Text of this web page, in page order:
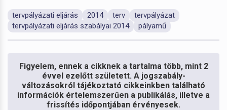
tervpályázati eljárás 2014 terv
tervpályázat
tervpályázati eljárás szabályai 2014
pályamű
Figyelem, ennek a cikknek a tartalma több, mint 2
évvel ezelőtt született. A jogszabály-
változásokról tájékoztató cikkeinkben található
információk értelemszerűen a publikálás, illetve a
frissítés időpontjában érvényesek.